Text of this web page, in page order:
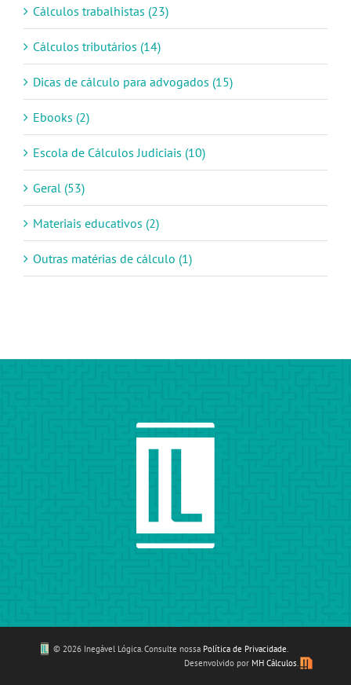
Cálculos trabalhistas (23)
Cálculos tributários (14)
Dicas de cálculo para advogados (15)
Ebooks (2)
Escola de Cálculos Judiciais (10)
Geral (53)
Materiais educativos (2)
Outras matérias de cálculo (1)
©2026 Inegável Lógica. Consulte nossa Política de Privacidade.
Desenvolvido por MH Cálculos